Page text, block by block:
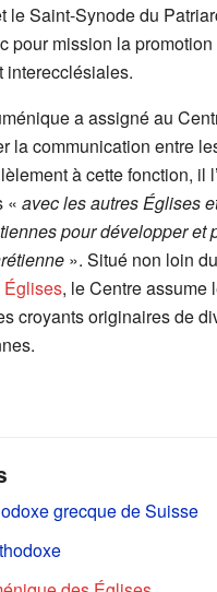
le Saint-Synode du
pour mission la
interecclésiales.
a assigné au
la communication entre
à cette fonction, il
« avec les autres Églises
pour développer et
». Situé non loin du
, le Centre assume
croyants originaires de
grecque de Suisse